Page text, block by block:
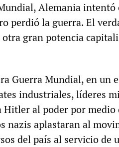
Alemania intentó
perdió la guerra. El
gran potencia
Guerra Mundial, en un
industriales, líderes
al poder por medio
nazis aplastaran al
del país al servicio de